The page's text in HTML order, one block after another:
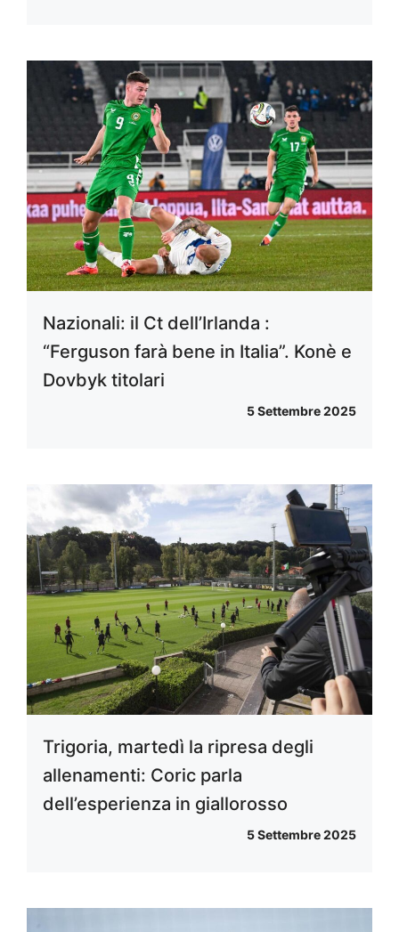
Nazionali: il Ct dell’Irlanda :
“Ferguson farà bene in Italia”. Konè e
Dovbyk titolari
5 Settembre 2025
Trigoria, martedì la ripresa degli
allenamenti: Coric parla
dell’esperienza in giallorosso
5 Settembre 2025